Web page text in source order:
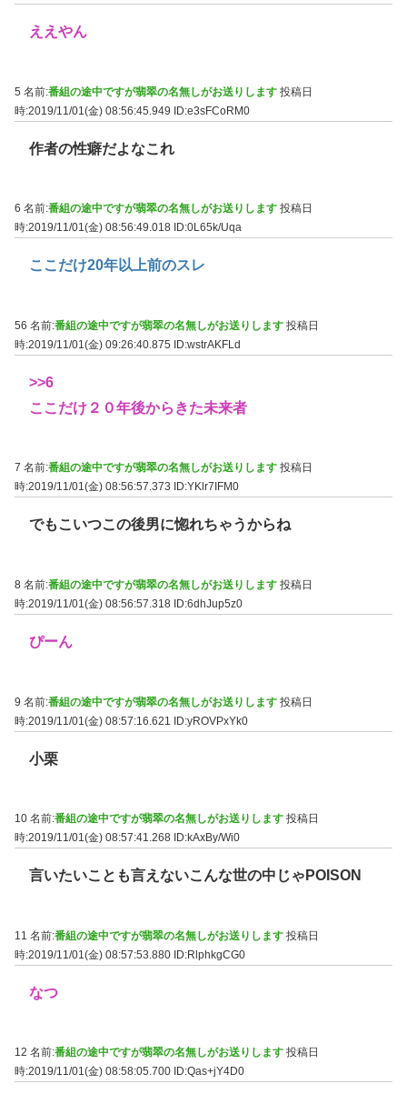
ええやん
5 名前:番組の途中ですが翡翠の名無しがお送りします 投稿日
時:2019/11/01(金) 08:56:45.949 ID:e3sFCoRM0
作者の性癖だよなこれ
6 名前:番組の途中ですが翡翠の名無しがお送りします 投稿日
時:2019/11/01(金) 08:56:49.018 ID:0L65k/Uqa
ここだけ20年以上前のスレ
56 名前:番組の途中ですが翡翠の名無しがお送りします 投稿日
時:2019/11/01(金) 09:26:40.875 ID:wstrAKFLd
>>6
ここだけ２０年後からきた未来者
7 名前:番組の途中ですが翡翠の名無しがお送りします 投稿日
時:2019/11/01(金) 08:56:57.373
ID:YKlr7IFM0
でもこいつこの後男に惚れちゃうからね
8 名前:番組の途中ですが翡翠の名無しがお送りします 投稿日
時:2019/11/01(金) 08:56:57.318 ID:6dhJup5z0
ぴーん
9 名前:番組の途中ですが翡翠の名無しがお送りします 投稿日
時:2019/11/01(金) 08:57:16.621 ID:yROVPxYk0
小栗
10 名前:番組の途中ですが翡翠の名無しがお送りします 投稿日
時:2019/11/01(金) 08:57:41.268 ID:kAxBy/Wi0
言いたいことも言えないこんな世の中じゃPOISON
11 名前:番組の途中ですが翡翠の名無しがお送りします 投稿日
時:2019/11/01(金) 08:57:53.880 ID:RlphkgCG0
なつ
12 名前:番組の途中ですが翡翠の名無しがお送りします 投稿日
時:2019/11/01(金) 08:58:05.700 ID:Qas+jY4D0